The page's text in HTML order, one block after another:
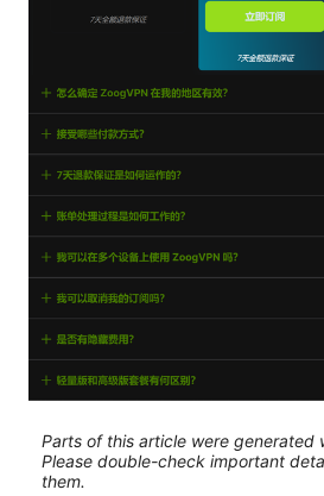
Parts of this article were generated
Please double-check important
them.